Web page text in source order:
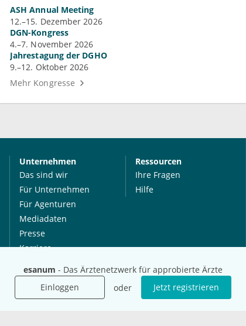
esanum - Das Ärztenetzwerk für approbierte Ärzte
Einloggen
oder Jetzt registrieren
ASH Annual Meeting
12.–15. Dezember 2026
DGN-Kongress
4.–7. November 2026
Jahrestagung der DGHO
9.–12. Oktober 2026
Mehr Kongresse
Unternehmen
Das sind wir
Für Unternehmen
Für Agenturen
Mediadaten
Presse
Karriere
Ressourcen
Ihre Fragen
Hilfe
International
Social Media